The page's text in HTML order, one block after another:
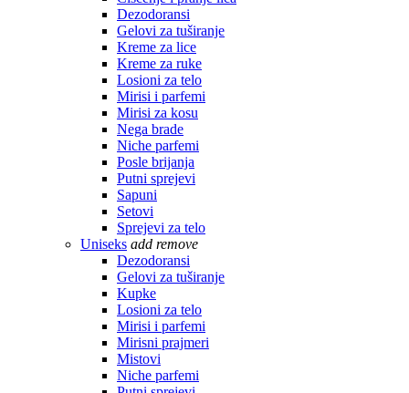
Dezodoransi
Gelovi za tuširanje
Kreme za lice
Kreme za ruke
Losioni za telo
Mirisi i parfemi
Mirisi za kosu
Nega brade
Niche parfemi
Posle brijanja
Putni sprejevi
Sapuni
Setovi
Sprejevi za telo
Uniseks add remove
Dezodoransi
Gelovi za tuširanje
Kupke
Losioni za telo
Mirisi i parfemi
Mirisni prajmeri
Mistovi
Niche parfemi